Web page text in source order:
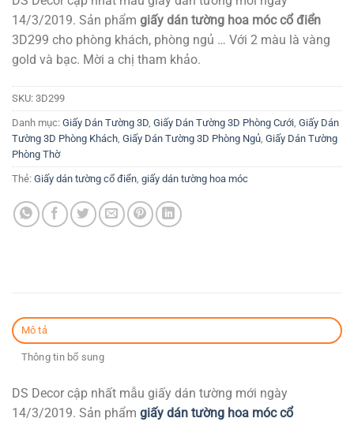
là:
90.000₫.
tại
là:
80.000₫.
14/3/2019. Sản phẩm giấy dán tường hoa móc cổ điển
3D299 cho phòng khách, phòng ngủ … Với 2 màu là vàng
gold và bạc. Mời a chị tham khảo.
SKU: 3D299
Danh mục: Giấy Dán Tường 3D, Giấy Dán Tường 3D Phòng Cưới, Giấy Dán
Tường 3D Phòng Khách, Giấy Dán Tường 3D Phòng Ngủ, Giấy Dán Tường
Phòng Thờ
Thẻ: Giấy dán tường cổ điển, giấy dán tường hoa móc
Mô tả
Thông tin bổ sung
DS Decor cập nhất mẫu giấy dán tường mới ngày
14/3/2019. Sản phẩm giấy dán tường hoa móc cổ